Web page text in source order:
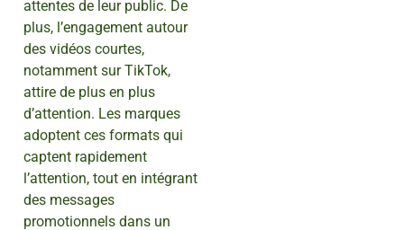
attentes de leur public. De
plus, l’engagement autour
des vidéos courtes,
notamment sur TikTok,
attire de plus en plus
d’attention. Les marques
adoptent ces formats qui
captent rapidement
l’attention, tout en intégrant
des messages
promotionnels dans un